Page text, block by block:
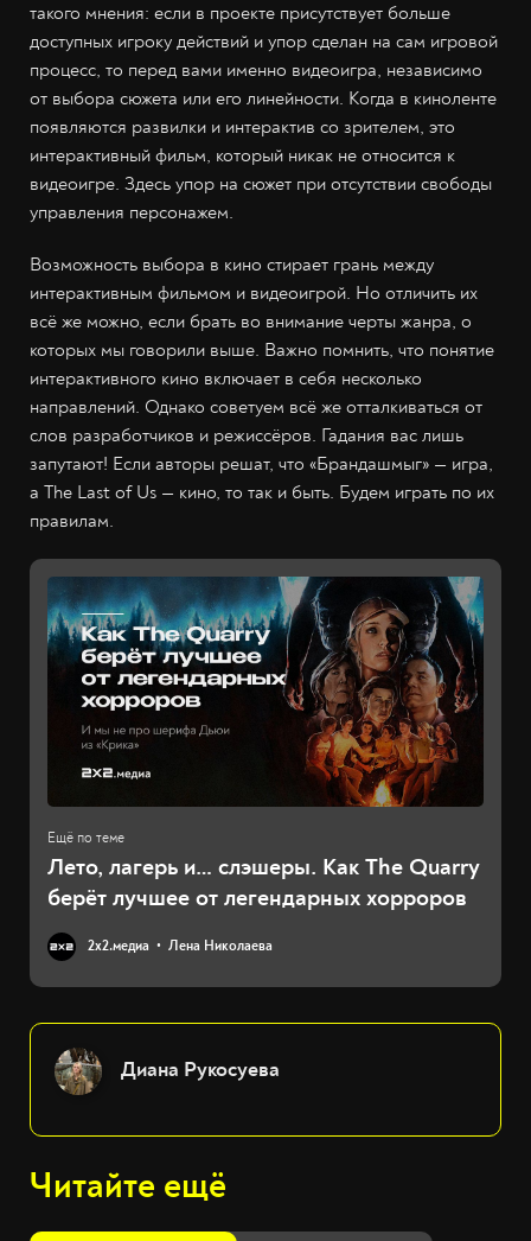
такого мнения: если в проекте присутствует больше
доступных игроку действий и упор сделан на сам игровой
процесс, то перед вами именно видеоигра, независимо
от выбора сюжета или его линейности. Когда в киноленте
появляются развилки и интерактив со зрителем, это
интерактивный фильм, который никак не относится к
видеоигре. Здесь упор на сюжет при отсутствии свободы
управления персонажем.
Возможность выбора в кино стирает грань между
интерактивным фильмом и видеоигрой. Но отличить их
всё же можно, если брать во внимание черты жанра, о
которых мы говорили выше. Важно помнить, что понятие
интерактивного кино включает в себя несколько
направлений. Однако советуем всё же отталкиваться от
слов разработчиков и режиссёров. Гадания вас лишь
запутают! Если авторы решат, что «Брандашмыг» — игра,
а The Last of Us — кино, то так и быть. Будем играть по их
правилам.
Лето, лагерь и… слэшеры. Как The Quarry
берёт лучшее от легендарных хорроров
2х2.медиа Лена Николаева
Диана Рукосуева
Читайте ещё